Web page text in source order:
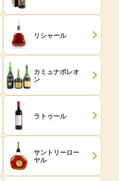
リシャール
カミュナポレオ
ン
ラトゥール
サントリーロー
ヤル